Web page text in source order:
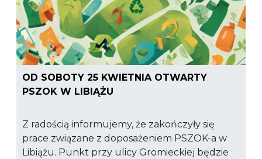
OD SOBOTY 25 KWIETNIA OTWARTY
PSZOK W LIBIĄŻU
Z radością informujemy, że zakończyły się
prace związane z doposażeniem PSZOK-a w
Libiążu. Punkt przy ulicy Gromieckiej będzie